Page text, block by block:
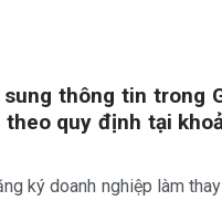
thông tin trong
quy định tại
ký doanh nghiệp làm